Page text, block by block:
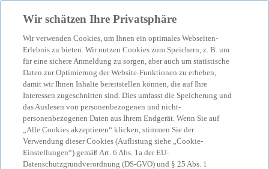
menu search
KPMG Tax News
Regierungsentwurf zur
Änderung des DBA mit den
Niederlanden
Wir schätzen Ihre Privatsphäre
Wir verwenden Cookies, um Ihnen ein optimales Webseiten-
Erlebnis zu bieten. Wir nutzen Cookies zum Speichern, z. B. um
für eine sichere Anmeldung zu sorgen, aber auch um statistische
Daten zur Optimierung der Website-Funktionen zu erheben,
damit wir Ihnen Inhalte bereitstellen können, die auf Ihre
Interessen zugeschnitten sind. Dies umfasst die Speicherung und
das Auslesen von personenbezogenen und nicht-
personenbezogenen Daten aus Ihrem Endgerät. Wenn Sie auf
„Alle Cookies akzeptieren“ klicken, stimmen Sie der
Verwendung dieser Cookies (Auflistung siehe „Cookie-
Einstellungen“) gemäß Art. 6 Abs. 1a der EU-
Datenschutzgrundverordnung (DS-GVO) und § 25 Abs. 1